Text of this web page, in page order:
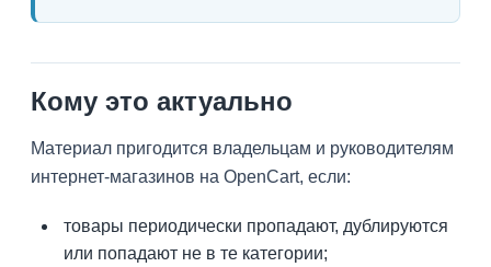
Кому это актуально
Материал пригодится владельцам и руководителям
интернет-магазинов на OpenCart, если:
товары периодически пропадают, дублируются
или попадают не в те категории;